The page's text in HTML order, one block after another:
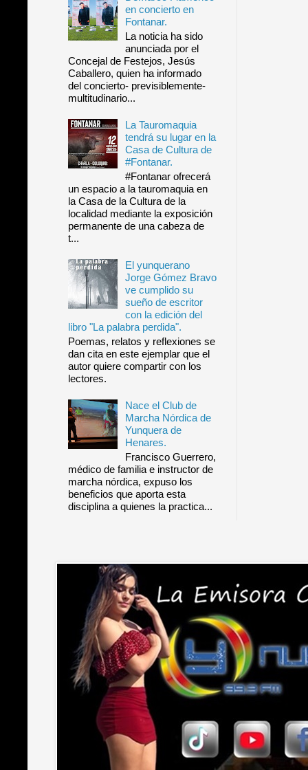
en concierto en
Fontanar.
La noticia ha sido
anunciada por el
Concejal de Festejos, Jesús
Caballero, quien ha informado
del concierto- previsiblemente-
multitudinario...
La Tauromaquia
tendrá su lugar en la
Casa de Cultura de
#Fontanar.
#Fontanar ofrecerá
un espacio a la tauromaquia en
la Casa de la Cultura de la
localidad mediante la exposición
permanente de una cabeza de
t...
El yunquerano
Jorge Gómez Bravo
ve cumplido su
sueño de escritor
con la edición del
libro "La palabra perdida".
Poemas, relatos y reflexiones se
dan cita en este ejemplar que el
autor quiere compartir con los
lectores.
Nace el Club de
Marcha Nórdica de
Yunquera de
Henares.
Francisco Guerrero,
médico de familia e instructor de
marcha nórdica, expuso los
beneficios que aporta esta
disciplina a quienes la practica...